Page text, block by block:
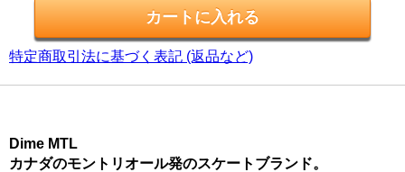
特定商取引法に基づく表記 (返品など)
Dime MTL
カナダのモントリオール発のスケートブランド。